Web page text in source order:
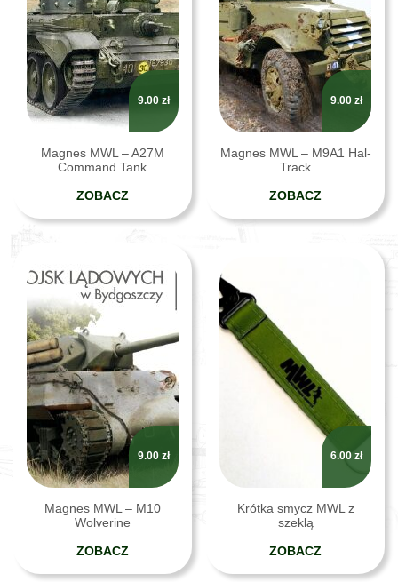
Magnes MWL – A27M
Command Tank
9.00 zł
ZOBACZ
Magnes MWL – M9A1 Hal-
Track
9.00 zł
ZOBACZ
Magnes MWL – M10
Wolverine
9.00 zł
ZOBACZ
Krótka smycz MWL z
szeklą
6.00 zł
ZOBACZ